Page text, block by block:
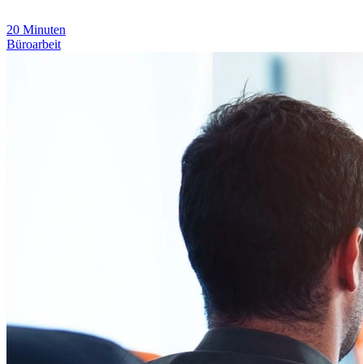
20 Minuten
Büroarbeit